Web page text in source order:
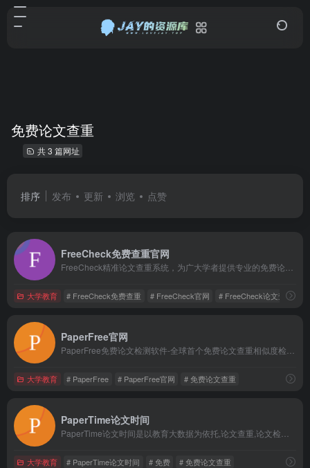
免费论文查重
共 3 篇网址
排序 发布 更新 浏览 点赞
FreeCheck免费查重官网
大学教育 # FreeCheck免费查重 # FreeCheck官网 # FreeCheck论文查重
PaperFree官网
大学教育 # PaperFree # PaperFree官网 # 免费论文查重
PaperTime论文时间
大学教育 # PaperTime论文时间 # 免费 # 免费论文查重